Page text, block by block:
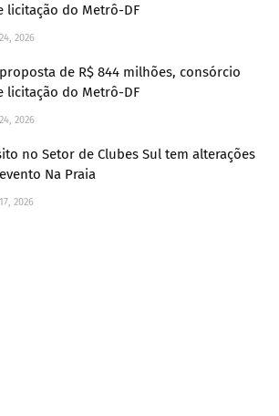
licitação do Metrô-DF
2026
de R$ 844 milhões, consórcio
licitação do Metrô-DF
2026
no Setor de Clubes Sul tem alterações
Na Praia
2026